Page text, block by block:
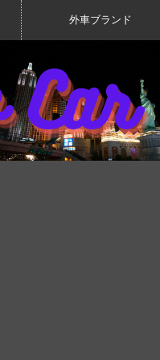
外車ブランド